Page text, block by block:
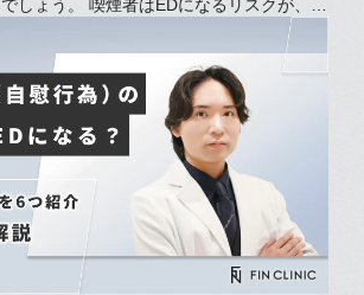
になるリスクが、非
が報告されています。[1] ただ、タバ
には改善方法があり、禁煙によって症状が
や引き
ポイントについて解説しています。